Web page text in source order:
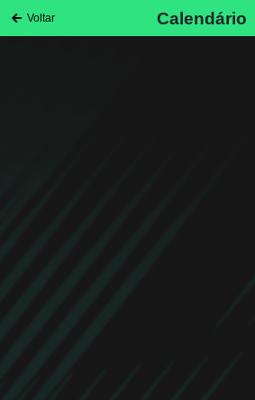
Voltar Calendário